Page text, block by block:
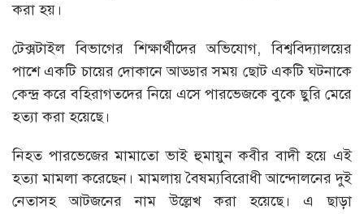
করা হয়।
টেক্সটাইল বিভাগের শিক্ষার্থীদের অভিযোগ, বিশ্ববিদ্যালয়ের
পাশে একটি চায়ের দোকানে আড্ডার সময় ছোট একটি ঘটনাকে
কেন্দ্র করে বহিরাগতদের নিয়ে এসে পারভেজকে বুকে ছুরি মেরে
হত্যা করা হয়েছে।
নিহত পারভেজের মামাতো ভাই হুমায়ুন কবীর বাদী হয়ে এই
হত্যা মামলা করেছেন। মামলায় বৈষম্যবিরোধী আন্দোলনের দুই
নেতাসহ আটজনের নাম উল্লেখ করা হয়েছে। এ ছাড়া